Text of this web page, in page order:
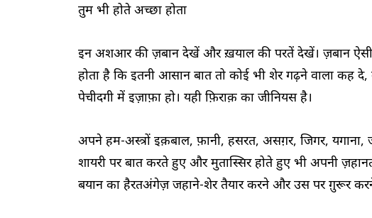
तुम भी होते अच्छा होता
इन अशआर की ज़बान देखें और ख़याल की परतें देखें। ज़बान
होता है कि इतनी आसान बात तो कोई भी शेर गढ़ने वाला कह
पेचीदगी में इज़ाफ़ा हो। यही फ़िराक़ का जीनियस है।
अपने हम-अस्त्रों इक़बाल, फ़ानी, हसरत, असग़र, जिगर,
शायरी पर बात करते हुए और मुतास्सिर होते हुए भी अपनी
बयान का हैरतअंगेज़ जहाने-शेर तैयार करने और उस पर ग़ुरूर